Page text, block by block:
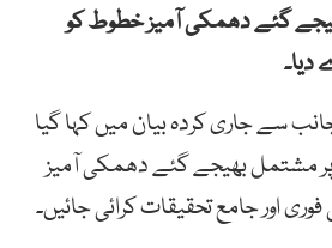
گئے دھمکی آمیز خطوط کو
سے جاری کردہ بیان میں کہا گیا
پر مشتمل بھیجے گئے دھمکی آمیز
اور جامع تحقیقات کرائی جائیں۔